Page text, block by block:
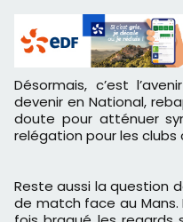
Désormais, c’est l’avenir du club qui interroge. Quel
devenir en National,
doute pour atténuer
relégation pour les clubs
Reste aussi la question
de match face au Mans.